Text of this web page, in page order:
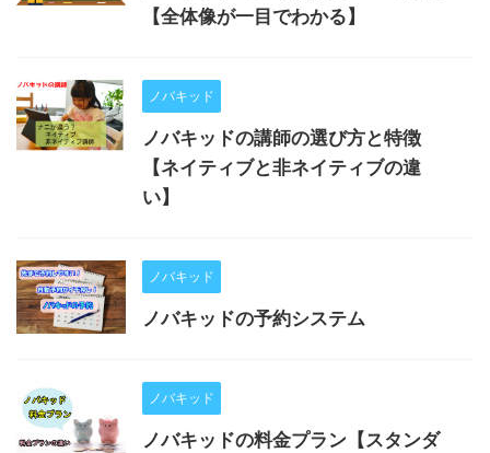
【全体像が一目でわかる】
ノバキッド
ノバキッドの講師の選び方と特徴
【ネイティブと非ネイティブの違
い】
ノバキッド
ノバキッドの予約システム
ノバキッド
ノバキッドの料金プラン【スタンダ